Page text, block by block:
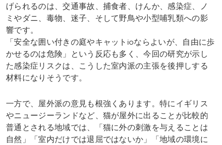
げられるのは、交通事故、捕食者、けんか、感染症、ノ
ミやダニ、毒物、迷子、そして野鳥や小型哺乳類への影
響です。
「安全な囲い付きの庭やキャットioならよいが、自由に歩
かせるのは危険」という反応も多く、今回の研究が示し
た感染症リスクは、こうした室内派の主張を後押しする
材料になりそうです。
一方で、屋外派の意見も根強くあります。特にイギリス
やニュージーランドなど、猫が屋外に出ることが比較的
普通とされる地域では、「猫に外の刺激を与えることは
自然」「室内だけでは退屈ではないか」「地域の環境に